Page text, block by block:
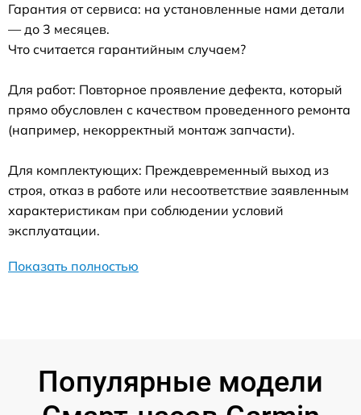
Гарантия от сервиса: на установленные нами детали
— до 3 месяцев.
Что считается гарантийным случаем?
Для работ: Повторное проявление дефекта, который
прямо обусловлен с качеством проведенного ремонта
(например, некорректный монтаж запчасти).
Для комплектующих: Преждевременный выход из
строя, отказ в работе или несоответствие заявленным
характеристикам при соблюдении условий
эксплуатации.
Показать полностью
Популярные модели